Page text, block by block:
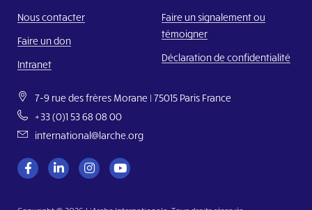
Nous contacter
Faire un don
Intranet
Faire un signalement ou
témoigner
Déclaration de confidentialité
7-9 rue des frères Morane | 75015 Paris France
+33 (0)1 53 68 08 00
international@larche.org